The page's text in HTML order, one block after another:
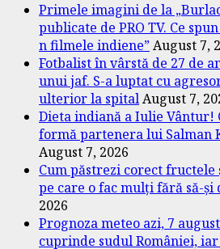
Primele imagini de la
publicate de PRO TV. Ce
n filmele indiene”August 7,
Fotbalist în vârstă de 27 de
unui jaf. S-a luptat cu
ulterior la spitalAugust 7,
Dieta indiană a Iulie Vântur!
formă partenera lui Salman
August 7, 2026
Cum păstrezi corect fructele
pe care o fac mulți fără să-și
2026
Prognoza meteo azi, 7
cuprinde sudul României,